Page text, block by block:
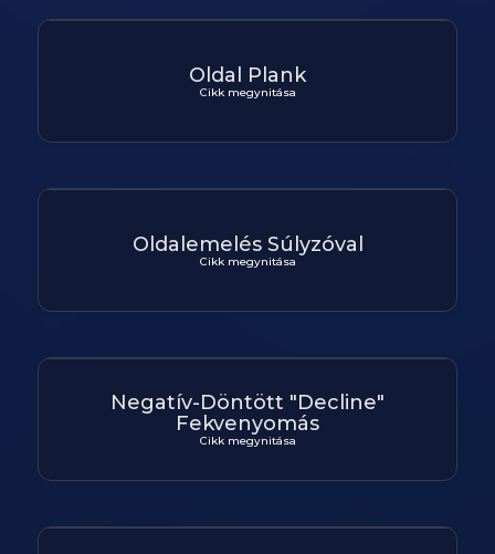
Oldal Plank
Cikk megynitása
Oldalemelés Súlyzóval
Cikk megynitása
Negatív-Döntött "Decline"
Fekvenyomás
Cikk megynitása